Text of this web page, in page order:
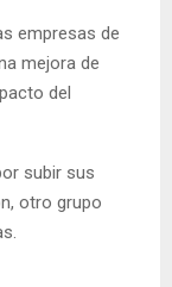
empresas de
mejora de
del
subir sus
otro grupo